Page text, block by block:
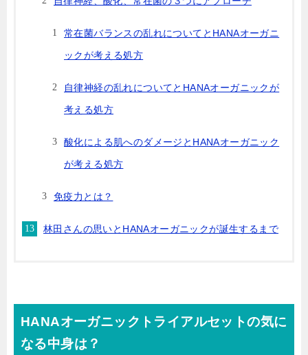
常在菌バランスの乱れについてとHANAオーガニ
ックが考える処方
自律神経の乱れについてとHANAオーガニックが
考える処方
酸化による肌へのダメージとHANAオーガニック
が考える処方
免疫力とは？
林田さんの思いとHANAオーガニックが誕生するまで
HANAオーガニックトライアルセットの気に
なる中身は？